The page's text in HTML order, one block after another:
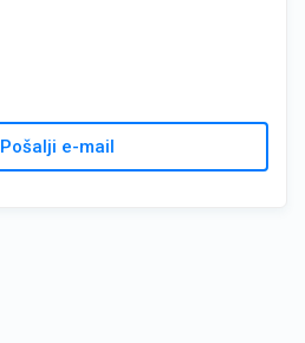
Pošalji e-mail